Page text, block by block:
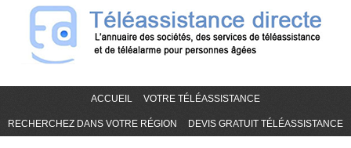
ACCUEIL VOTRE TÉLÉASSISTANCE
RECHERCHEZ DANS VOTRE RÉGION DEVIS GRATUIT TÉLÉASSISTANCE